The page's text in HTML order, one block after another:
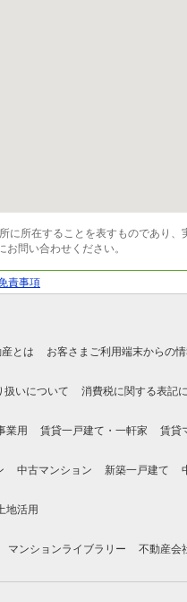
に所在することを表すものであり
問い合わせください。
責事項
とは お客さまご利用端末からの
扱いについて 消費税に関する表記
業用 賃貸一戸建て・一軒家 賃貸
中古マンション 新築一戸建て
地活用
マンションライブラリー 不動産会